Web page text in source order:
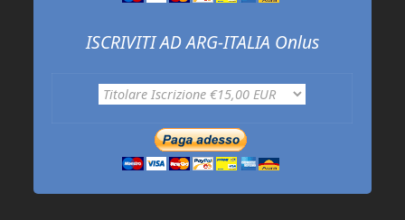
ISCRIVITI AD ARG-ITALIA Onlus